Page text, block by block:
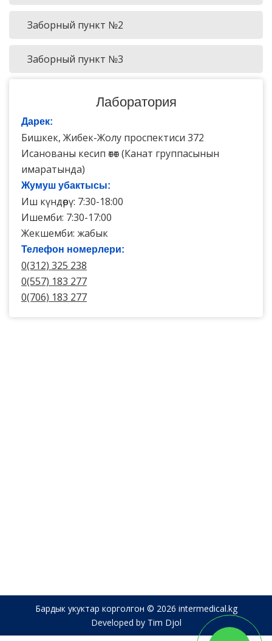
Заборный пункт №2
Заборный пункт №3
Лаборатория
Дарек:
Бишкек, Жибек-Жолу проспектиси 372
Исанованы кесип өтөт (Канат группасынын
имаратында)
Жумуш убактысы:
Иш күндөрү: 7:30-18:00
Ишемби: 7:30-17:00
Жекшемби: жабык
Телефон номерлери:
0(312) 325 238
0(557) 183 277
0(706) 183 277
Бардык укуктар корголгон © 2026 intermedical.kg
Developed by Tim Djol